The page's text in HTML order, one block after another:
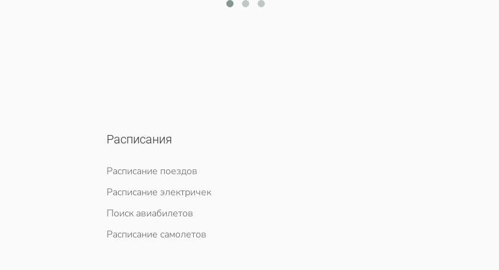
Расписания
Расписание поездов
Расписание электричек
Поиск авиабилетов
Расписание самолетов